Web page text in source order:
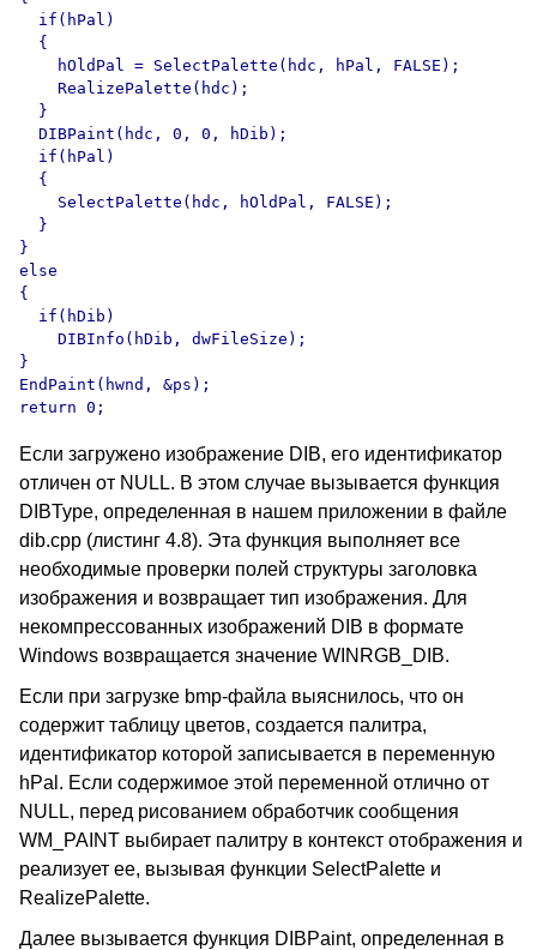
  if(hPal)
  {
    hOldPal = SelectPalette(hdc, hPal, FALSE);
    RealizePalette(hdc);
  }
  DIBPaint(hdc, 0, 0, hDib);
  if(hPal)
  {
    SelectPalette(hdc, hOldPal, FALSE);
  }
}
else
{
  if(hDib)
    DIBInfo(hDib, dwFileSize);
}
EndPaint(hwnd, &ps);
return 0;
Если загружено изображение DIB, его идентификатор
отличен от NULL. В этом случае вызывается функция
DIBType, определенная в нашем приложении в файле
dib.cpp (листинг 4.8). Эта функция выполняет все
необходимые проверки полей структуры заголовка
изображения и возвращает тип изображения. Для
некомпрессованных изображений DIB в формате
Windows возвращается значение WINRGB_DIB.
Если при загрузке bmp-файла выяснилось, что он
содержит таблицу цветов, создается палитра,
идентификатор которой записывается в переменную
hPal. Если содержимое этой переменной отлично от
NULL, перед рисованием обработчик сообщения
WM_PAINT выбирает палитру в контекст отображения и
реализует ее, вызывая функции SelectPalette и
RealizePalette.
Далее вызывается функция DIBPaint, определенная в